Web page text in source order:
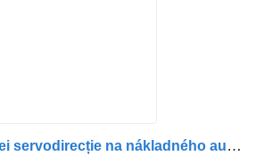
Hadica Țeavă de ulei servodirecție na nákladného auta Scania 1859185 – 32 cm